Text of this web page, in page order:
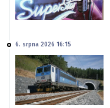
6. srpna 2026 16:15